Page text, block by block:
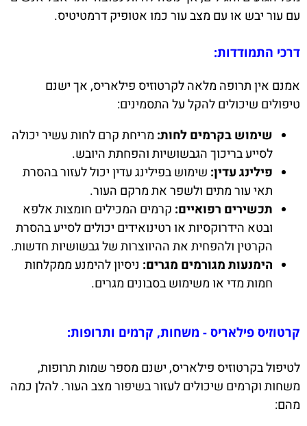
עם עור יבש או עם מצב עור כמו אטופיק דרמטיטיס.
דרכי התמודדות:
אמנם אין תרופה מלאה לקרטוזיס פילאריס, אך ישנם
טיפולים שיכולים להקל על התסמינים:
שימוש בקרמים לחות: מריחת קרם לחות עשיר יכולה
לסייע בריכוך הגבשושיות והפחתת היובש.
פילינג עדין: שימוש בפילינג עדין יכול לעזור בהסרת
תאי עור מתים ולשפר את מרקם העור.
תכשירים רפואיים: קרמים המכילים חומצות אלפא
ובטא הידרוקסיות או רטינואידים יכולים לסייע בהסרת
הקרטין ולהפחית את ההיווצרות של גבשושיות חדשות.
הימנעות מגורמים מגרים: ניסיון להימנע ממקלחות
חמות מדי או משימוש בסבונים מגרים.
קרטוזיס פילאריס - משחות, קרמים ותרופות:
לטיפול בקרטוזיס פילאריס, ישנם מספר שמות תרופות,
משחות וקרמים שיכולים לעזור בשיפור מצב העור. להלן כמה
מהם: